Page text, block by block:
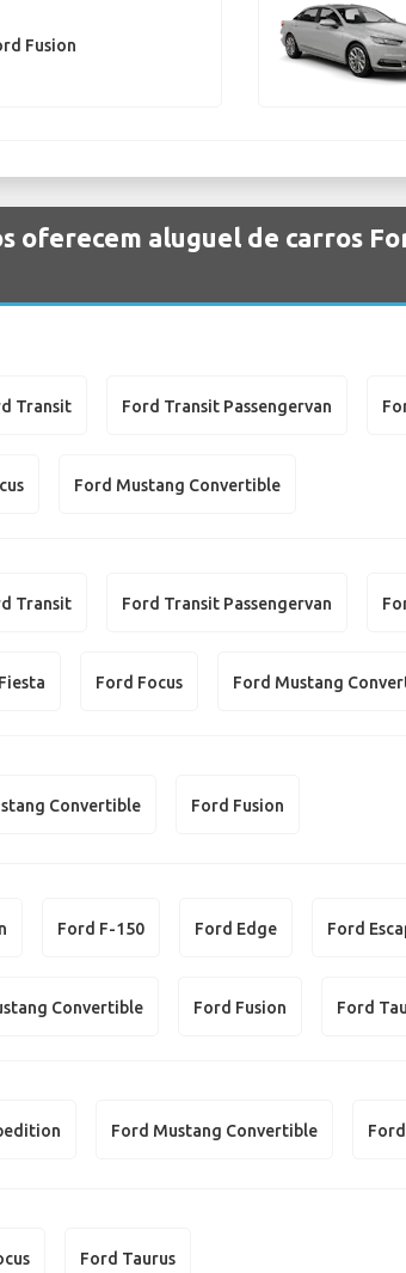
Fusion
oferecem aluguel de carros
Transit Ford Transit Passengervan
Ford Mustang Convertible
Transit Ford Transit Passengervan
Ford Focus Ford Mustang
Convertible Ford Fusion
Ford F-150 Ford Edge Ford
Convertible Ford Fusion Ford
Ford Mustang Convertible
Ford Taurus